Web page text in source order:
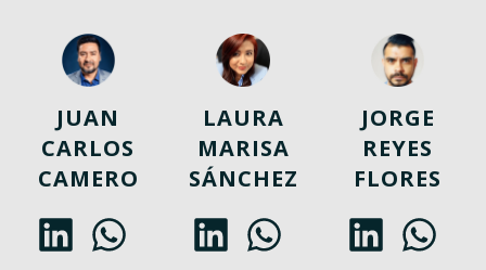
JUAN
CARLOS
CAMERO
LAURA
MARISA
SÁNCHEZ
JORGE
REYES
FLORES